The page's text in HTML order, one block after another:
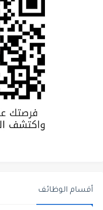
أقسام الوظائف